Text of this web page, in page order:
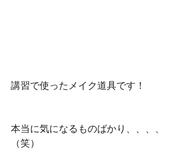
講習で使ったメイク道具です！
本当に気になるものばかり、、、、
（笑）